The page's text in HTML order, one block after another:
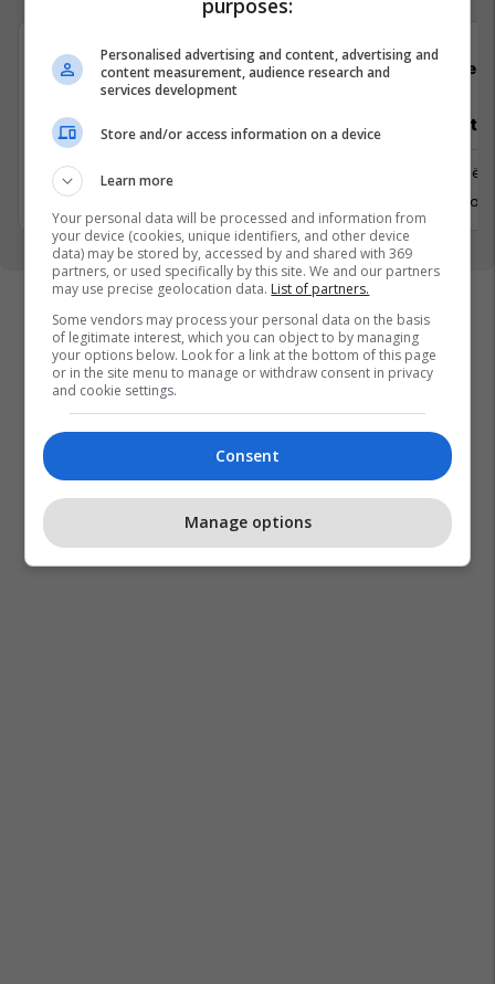
Padel Zone
Recepsionist/e
Prishtine
31 Gusht 2026
Architect
Prishtinë
6 Shtator
Personalised advertising and content, advertising and
content measurement, audience research and
services development
Store and/or access information on a device
Learn more
Your personal data will be processed and information from
your device (cookies, unique identifiers, and other device
data) may be stored by, accessed by and shared with 369
partners, or used specifically by this site. We and our partners
may use precise geolocation data. List of partners.
Some vendors may process your personal data on the basis
of legitimate interest, which you can object to by managing
your options below. Look for a link at the bottom of this page
or in the site menu to manage or withdraw consent in privacy
and cookie settings.
Consent
Manage options